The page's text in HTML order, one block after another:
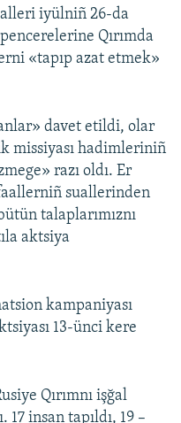
iyülniñ 26-da
Qırımda
«tapıp azat etmek»
davet etildi, olar
missiyası hadimleriniñ
razı oldı. Er
suallerinden
talaplarımıznı
aktsiya
kampaniyası
13-ünci kere
Qırımnı işğal
17 insan tapıldı, 19 –